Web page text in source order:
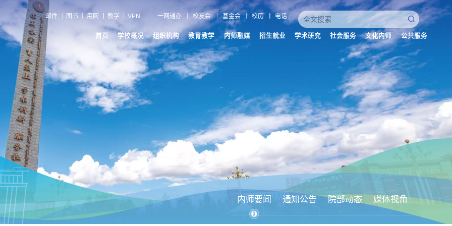
邮件 图书 用网 教学 VPN 一网通办 校友会 基金会 校历 电话
首页 学校概况 组织机构 教育教学 内师融媒 招生就业 学术研究 社会服务 文化内师 公共服务
内师要闻 通知公告 院部动态 媒体视角